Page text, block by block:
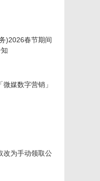
)2026春节期间
媒数字营销」
改为手动领取公